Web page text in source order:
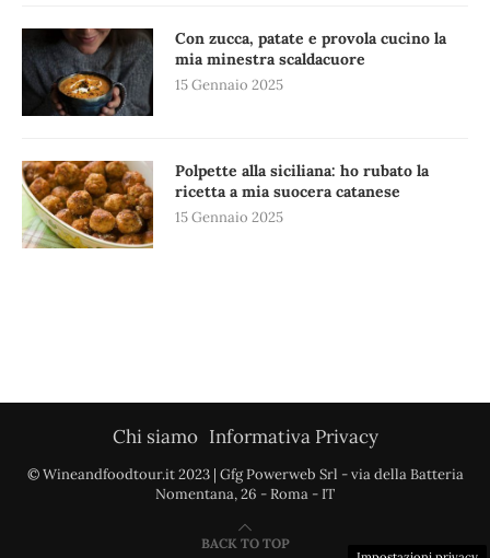
Con zucca, patate e provola cucino la
mia minestra scaldacuore
15 Gennaio 2025
Polpette alla siciliana: ho rubato la
ricetta a mia suocera catanese
15 Gennaio 2025
Chi siamo Informativa Privacy
© Wineandfoodtour.it 2023 | Gfg Powerweb Srl - via della Batteria
Nomentana, 26 - Roma - IT
BACK TO TOP